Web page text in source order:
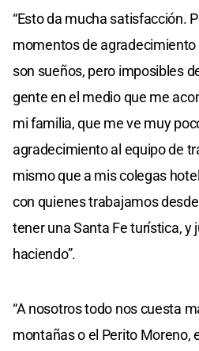
“Esto da mucha satisfacción.
momentos de agradecimiento
son sueños, pero imposibles
gente en el medio que me
mi familia, que me ve muy
agradecimiento al equipo de
mismo que a mis colegas
con quienes trabajamos
tener una Santa Fe turística, y
haciendo”.
“A nosotros todo nos cuesta
montañas o el Perito Moreno,